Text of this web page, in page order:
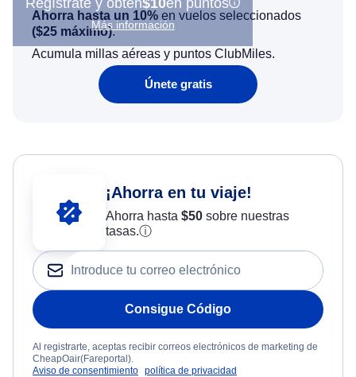
Más información
Ahorra hasta un 10% en vuelos seleccionados
($25 máximo).
Acumula millas aéreas y puntos ClubMiles.
Únete gratis
¡Ahorra en tu viaje!
Ahorra hasta $50sobre nuestras
tasas.ⓘ
Consigue Código
Al registrarte, aceptas recibir correos electrónicos de marketing de
CheapOair(Fareportal).
Aviso de consentimiento política de privacidad